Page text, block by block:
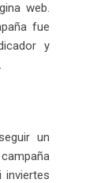
web.
fue
y
un
inviertes